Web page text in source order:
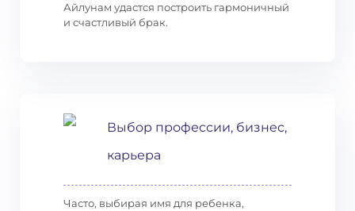
Айлунам удастся построить гармоничный
и счастливый брак.
Выбор профессии, бизнес,
карьера
Часто, выбирая имя для ребенка,